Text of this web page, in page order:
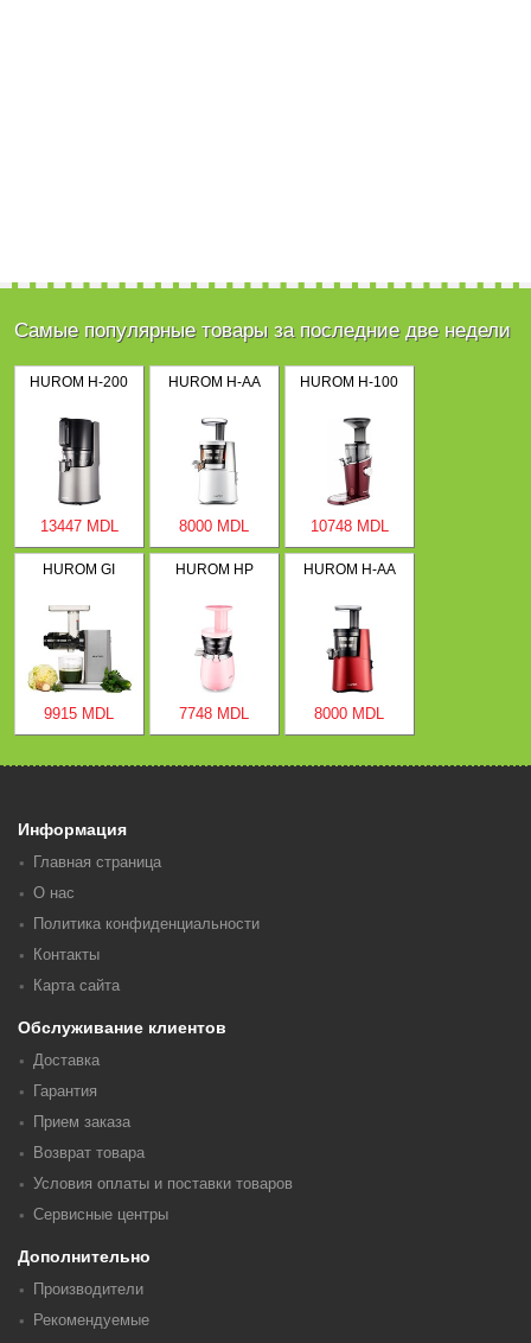
Самые популярные товары за последние две недели
HUROM H-200
13447 MDL
HUROM H-AA
8000 MDL
HUROM H-100
10748 MDL
HUROM GI
9915 MDL
HUROM HP
7748 MDL
HUROM H-AA
8000 MDL
Информация
Главная страница
О нас
Политика конфиденциальности
Контакты
Карта сайта
Обслуживание клиентов
Доставка
Гарантия
Прием заказа
Возврат товара
Условия оплаты и поставки товаров
Сервисные центры
Дополнительно
Производители
Рекомендуемые